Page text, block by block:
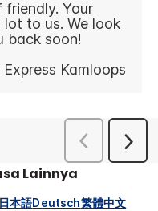
Lainnya
日本語Deutsch繁體中文